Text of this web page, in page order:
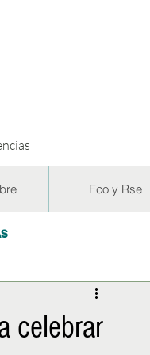
Eco y Rse
ENTREVISTAS
celebrar